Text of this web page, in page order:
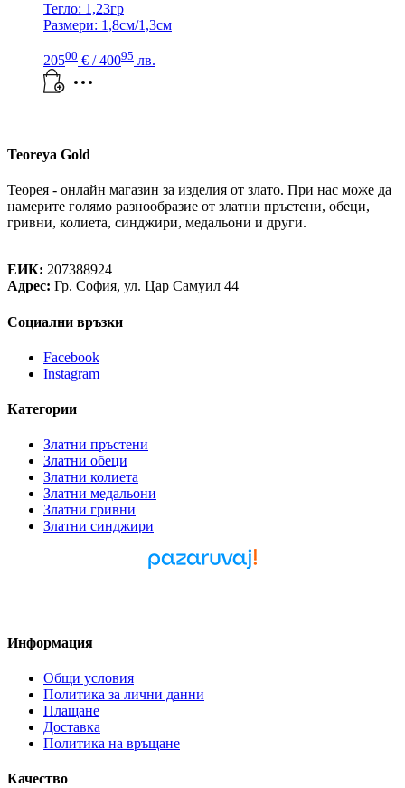
Тегло: 1,23гр
Размери: 1,8см/1,3см
20500 € / 40095 лв.
Teoreya Gold
Теорея - онлайн магазин за изделия от злато. При нас може да
намерите голямо разнообразие от златни пръстени, обеци,
гривни, колиета, синджири, медальони и други.
ЕИК: 207388924
Адрес: Гр. София, ул. Цар Самуил 44
Социални връзки
Facebook
Instagram
Категории
Златни пръстени
Златни обеци
Златни колиета
Златни медальони
Златни гривни
Златни синджири
Информация
Общи условия
Политика за лични данни
Плащане
Доставка
Политика на връщане
Качество